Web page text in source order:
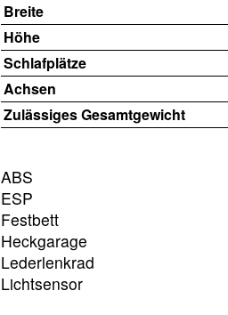
Breite
Höhe
Schlafplätze
Achsen
Zulässiges Gesamtgewicht
ABS
ESP
Festbett
Heckgarage
Lederlenkrad
Lichtsensor